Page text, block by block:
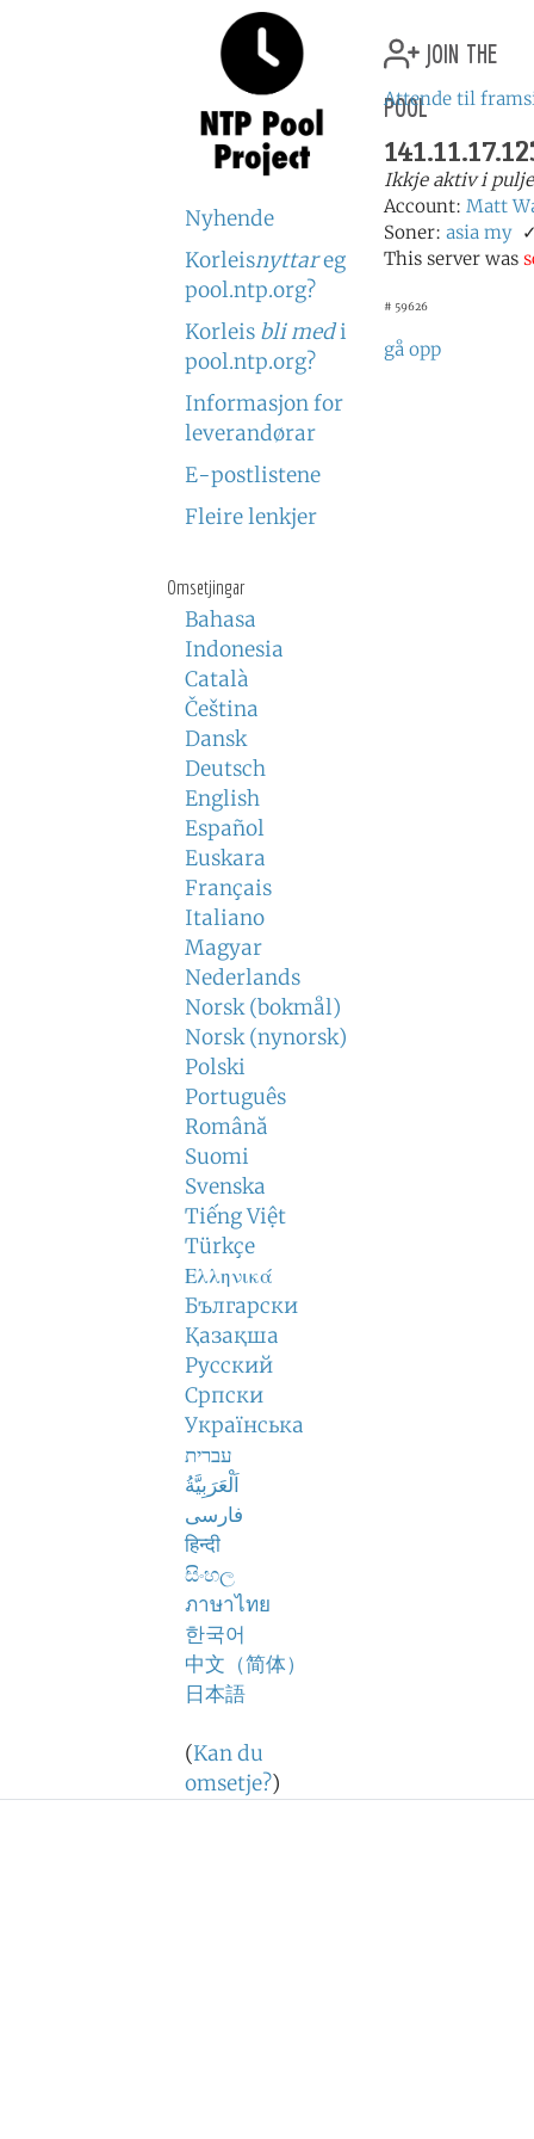
Nyhende
Korleisnyttareg
pool.ntp.org?
Korleis bli medi
pool.ntp.org?
Informasjon for
leverandørar
E-postlistene
Fleire lenkjer
Omsetjingar
Bahasa
Indonesia
Català
Čeština
Dansk
Deutsch
English
Español
Euskara
Français
Italiano
Magyar
Nederlands
Norsk (bokmål)
Norsk (nynorsk)
Polski
Português
Română
Suomi
Svenska
Tiếng Việt
Türkçe
Ελληνικά
Български
Қазақша
Русский
Српски
Українська
עברית
اَلْعَرَبِيَّةُ
فارسی
हिन्दी
සිංහල
ภาษาไทย
한국어
中文（简体）
日本語
(Kan du
omsetje?)
join the
pool
Attende til
Ikkje aktiv i
Account: Matt
Soner: asia my
This server was
# 59626
gå opp